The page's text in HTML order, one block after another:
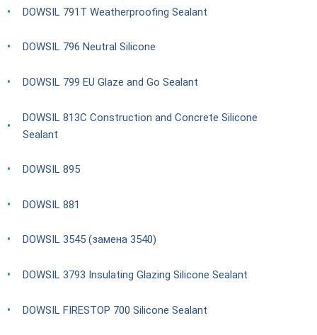
DOWSIL 791T Weatherproofing Sealant
DOWSIL 796 Neutral Silicone
DOWSIL 799 EU Glaze and Go Sealant
DOWSIL 813C Construction and Concrete Silicone
Sealant
DOWSIL 895
DOWSIL 881
DOWSIL 3545 (замена 3540)
DOWSIL 3793 Insulating Glazing Silicone Sealant
DOWSIL FIRESTOP 700 Silicone Sealant